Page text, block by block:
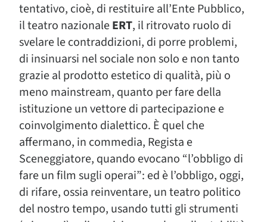
tentativo, cioè, di restituire all’Ente Pubblico,
il teatro nazionaleERT, il ritrovato ruolo di
svelare le contraddizioni, di porre problemi,
di insinuarsi nel sociale non solo e non tanto
grazie al prodotto estetico di qualità, più o
meno mainstream, quanto per fare della
istituzione un vettore di partecipazione e
coinvolgimento dialettico. È quel che
affermano, in commedia, Regista e
Sceneggiatore, quando evocano “l’obbligo di
fare un film sugli operai”: ed è l’obbligo, oggi,
di rifare, ossia reinventare, un teatro politico
del nostro tempo, usando tutti gli strumenti